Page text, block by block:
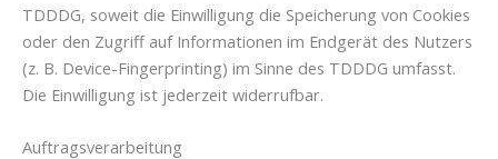
TDDDG, soweit die Einwilligung die Speicherung von Cookies
oder den Zugriff auf Informationen im Endgerät des Nutzers
(z. B. Device-Fingerprinting) im Sinne des TDDDG umfasst.
Die Einwilligung ist jederzeit widerrufbar.
Auftragsverarbeitung